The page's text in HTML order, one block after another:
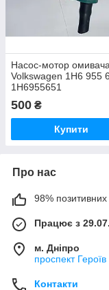
Насос-мотор омивача
Volkswagen 1H6 955
1H6955651
500 ₴
Купити
Про нас
98% позитивних
Працює з
м. Дніпро
проспект
Контакти